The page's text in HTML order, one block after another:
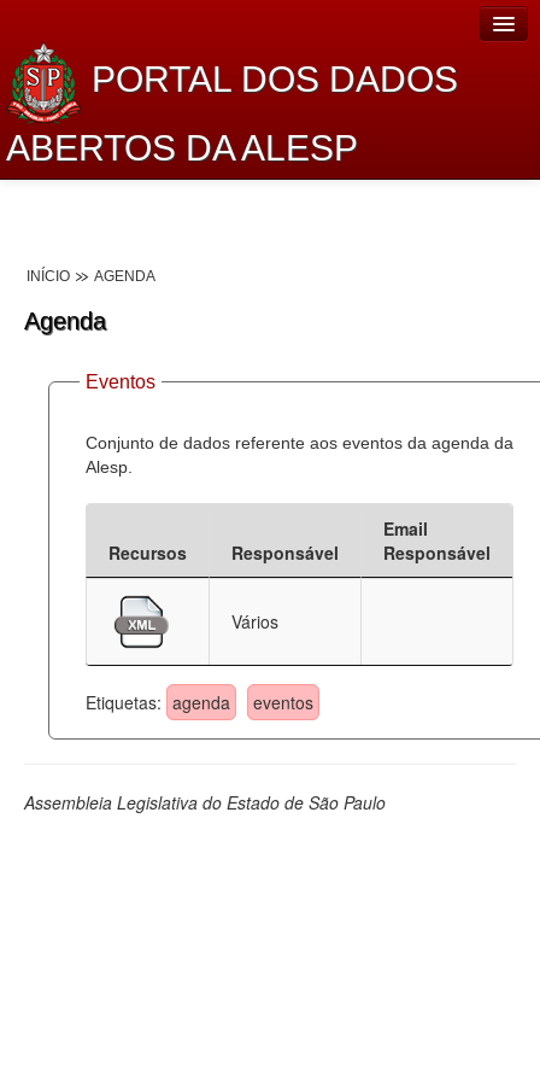
PORTAL DOS DADOS
ABERTOS DA ALESP
Lei de Acesso à Informação
Dados Governamentais Abertos
Planejamento
Catálogo de dados
Deputados Estaduais
Administração
Legislação
INÍCIO AGENDA
Agenda
Eventos
Conjunto de dados referente aos eventos da agenda da
Alesp.
Recursos Responsável
Email
Responsável
Vários
Etiquetas: agenda eventos
Assembleia Legislativa do Estado de São Paulo